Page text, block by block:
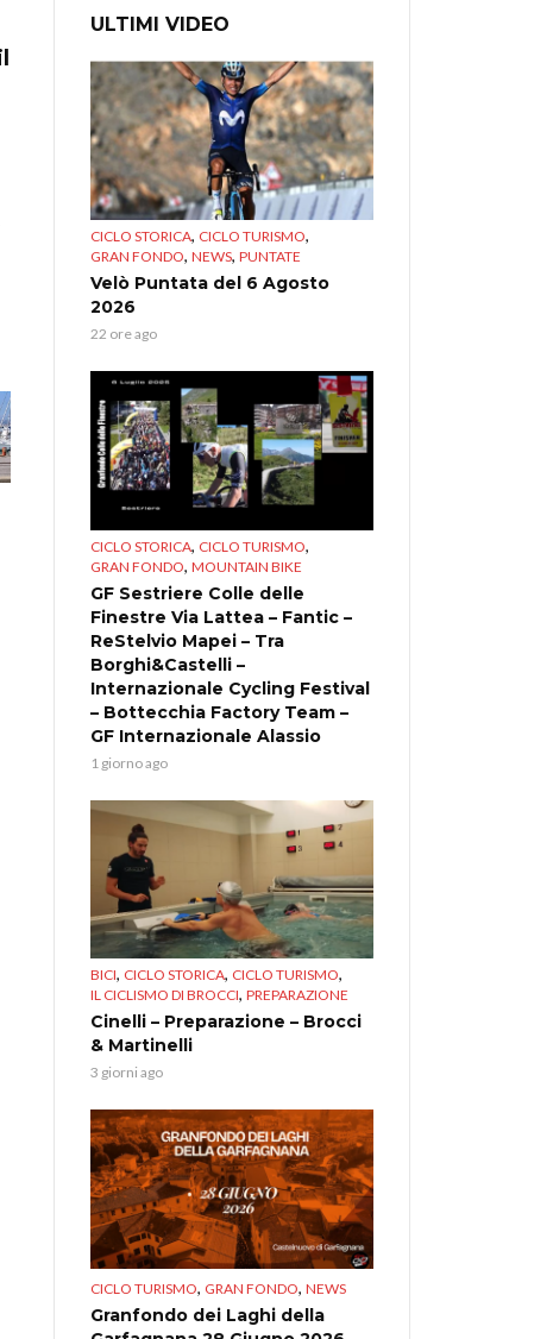
ULTIMI VIDEO
CICLO STORICA, CICLO TURISMO,
GRAN FONDO, NEWS, PUNTATE
Velò Puntata del 6 Agosto
2026
22 ore ago
CICLO STORICA, CICLO TURISMO,
GRAN FONDO, MOUNTAIN BIKE
GF Sestriere Colle delle
Finestre Via Lattea – Fantic –
ReStelvio Mapei – Tra
Borghi&Castelli –
Internazionale Cycling Festival
– Bottecchia Factory Team –
GF Internazionale Alassio
1 giorno ago
BICI, CICLO STORICA, CICLO TURISMO,
IL CICLISMO DI BROCCI, PREPARAZIONE
Cinelli – Preparazione – Brocci
& Martinelli
3 giorni ago
CICLO TURISMO, GRAN FONDO, NEWS
Granfondo dei Laghi della